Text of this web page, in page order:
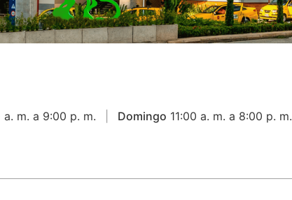
a. m. a 9:00 p. m. Domingo 11:00 a. m. a 8:00 p. m.